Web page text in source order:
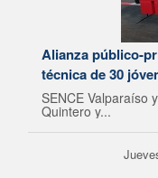
Alianza público-
técnica de 30
SENCE Valparaíso
Quintero y...